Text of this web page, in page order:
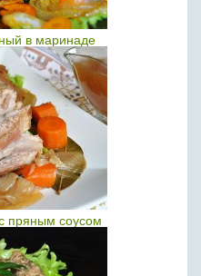
в маринаде
пряным соусом